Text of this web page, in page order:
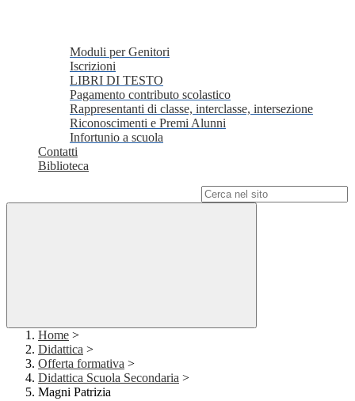
Moduli per Genitori
Iscrizioni
LIBRI DI TESTO
Pagamento contributo scolastico
Rappresentanti di classe, interclasse, intersezione
Riconoscimenti e Premi Alunni
Infortunio a scuola
Contatti
Biblioteca
Home >
Didattica >
Offerta formativa >
Didattica Scuola Secondaria >
Magni Patrizia